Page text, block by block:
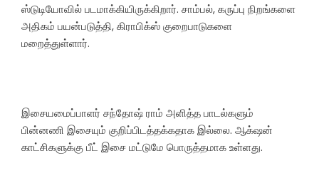
ஸ்டுடியோவில் படமாக்கியிருக்கிறார். சாம்பல், கருப்பு நிறங்களை
அதிகம் பயன்படுத்தி, கிராபிக்ஸ் குறைபாடுகளை
மறைத்துள்ளார்.
இசையமைப்பாளர் சந்தோஷ் ராம் அளித்த பாடல்களும்
பின்னணி இசையும் குறிப்பிடத்தக்கதாக இல்லை. ஆக்‌ஷன்
காட்சிகளுக்கு பீட் இசை மட்டுமே பொருத்தமாக உள்ளது.